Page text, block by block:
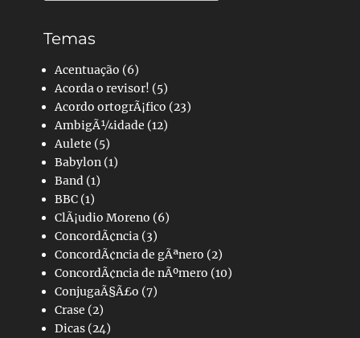
Temas
Acentuação (6)
Acorda o revisor! (5)
Acordo ortogrÃ¡fico (23)
AmbigÃ¼idade (12)
Aulete (5)
Babylon (1)
Band (1)
BBC (1)
ClÃ¡udio Moreno (6)
ConcordÃ¢ncia (3)
ConcordÃ¢ncia de gÃªnero (2)
ConcordÃ¢ncia de nÃºmero (10)
ConjugaÃ§Ã£o (7)
Crase (2)
Dicas (24)